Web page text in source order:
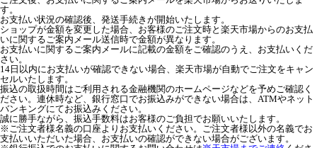
す。
お支払い状況の確認後、発送手続きが開始いたします。
ショップが金額を変更した場合、お客様のご注文時と楽天市場からのお支払
いに関するご案内メール送信時で金額が異なります。
お支払いに関するご案内メールに記載の金額をご確認のうえ、お支払いくだ
さい。
14日以内にお支払いが確認できない場合、楽天市場が自動でご注文をキャン
セルいたします。
振込の取扱時間はご利用される金融機関のホームページなどを予めご確認く
ださい。連休時など、銀行窓口でお振込みができない場合は、ATMやネット
バンキングにてお振込みください。
誠に勝手ながら、振込手数料はお客様のご負担でお願いいたします。
※ご注文者様名義の口座よりお支払いください。ご注文者様以外の名義でお
支払いいただいた場合、お支払いの確認ができない場合がございます。